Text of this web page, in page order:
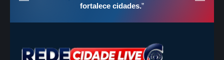
fortalece cidades.”